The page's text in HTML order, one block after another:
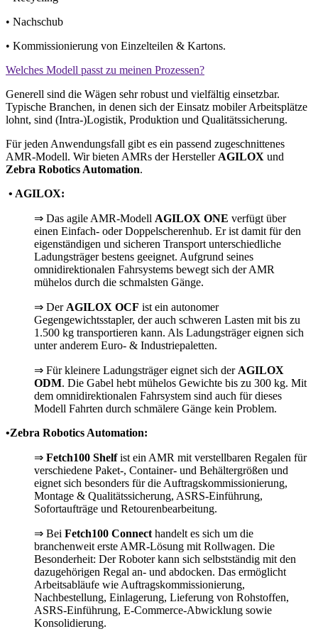
• Nachschub
• Kommissionierung von Einzelteilen & Kartons.
Welches Modell passt zu meinen Prozessen?
Generell sind die Wägen sehr robust und vielfältig einsetzbar.
Typische Branchen, in denen sich der Einsatz mobiler Arbeitsplätze
lohnt, sind (Intra-)Logistik, Produktion und Qualitätssicherung.
Für jeden Anwendungsfall gibt es ein passend zugeschnittenes
AMR-Modell. Wir bieten AMRs der Hersteller AGILOX und
Zebra Robotics Automation.
• AGILOX:
⇒ Das agile AMR-Modell AGILOX ONE verfügt über
einen Einfach- oder Doppelscherenhub. Er ist damit für den
eigenständigen und sicheren Transport unterschiedliche
Ladungsträger bestens geeignet. Aufgrund seines
omnidirektionalen Fahrsystems bewegt sich der AMR
mühelos durch die schmalsten Gänge.
⇒ Der AGILOX OCF ist ein autonomer
Gegengewichtsstapler, der auch schweren Lasten mit bis zu
1.500 kg transportieren kann. Als Ladungsträger eignen sich
unter anderem Euro- & Industriepaletten.
⇒ Für kleinere Ladungsträger eignet sich der AGILOX
ODM. Die Gabel hebt mühelos Gewichte bis zu 300 kg. Mit
dem omnidirektionalen Fahrsystem sind auch für dieses
Modell Fahrten durch schmälere Gänge kein Problem.
•Zebra Robotics Automation:
⇒ Fetch100 Shelfist ein AMR mit verstellbaren Regalen für
verschiedene Paket-, Container- und Behältergrößen und
eignet sich besonders für die Auftragskommissionierung,
Montage & Qualitätssicherung, ASRS-Einführung,
Sofortaufträge und Retourenbearbeitung.
⇒ Bei Fetch100 Connect handelt es sich um die
branchenweit erste AMR-Lösung mit Rollwagen. Die
Besonderheit: Der Roboter kann sich selbstständig mit den
dazugehörigen Regal an- und abdocken. Das ermöglicht
Arbeitsabläufe wie Auftragskommissionierung,
Nachbestellung, Einlagerung, Lieferung von Rohstoffen,
ASRS-Einführung, E-Commerce-Abwicklung sowie
Konsolidierung.